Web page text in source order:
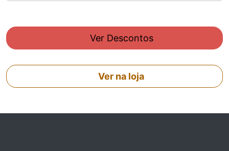
Ver Descontos
Ver na loja